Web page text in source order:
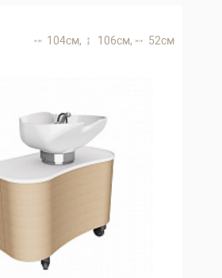
104 см, 106 см, 52 см